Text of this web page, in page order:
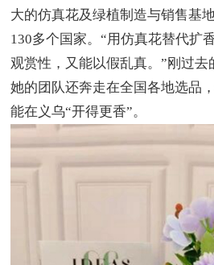
大的仿真花及绿植制造与销售基
130多个国家。“用仿真花替代扩
观赏性，又能以假乱真。”刚过
她的团队还奔走在全国各地选品
能在义乌“开得更香”。